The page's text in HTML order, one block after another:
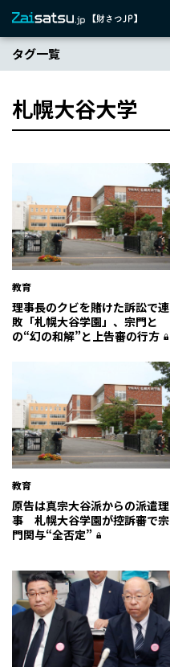
タグ一覧
札幌大谷大学
教育
理事長のクビを賭けた訴訟で連
敗「札幌大谷学園」、宗門と
の“幻の和解”と上告審の行方
教育
原告は真宗大谷派からの派遣理
事 札幌大谷学園が控訴審で宗
門関与“全否定”